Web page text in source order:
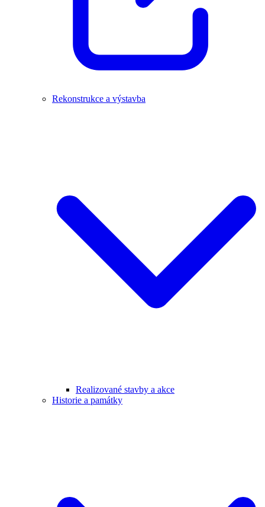
Rekonstrukce a výstavba
Realizované stavby a akce
Historie a památky